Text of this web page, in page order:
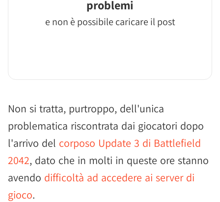
problemi
e non è possibile caricare il post
Non si tratta, purtroppo, dell'unica
problematica riscontrata dai giocatori dopo
l'arrivo del corposo Update 3 di Battlefield
2042, dato che in molti in queste ore stanno
avendo difficoltà ad accedere ai server di
gioco.